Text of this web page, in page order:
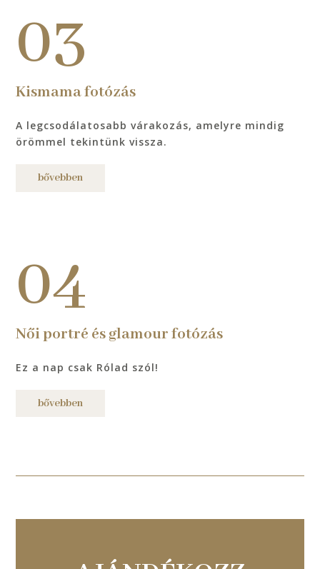
03
Kismama fotózás
A legcsodálatosabb várakozás, amelyre mindig
örömmel tekintünk vissza.
bővebben
04
Női portré és glamour fotózás
Ez a nap csak Rólad szól!
bővebben